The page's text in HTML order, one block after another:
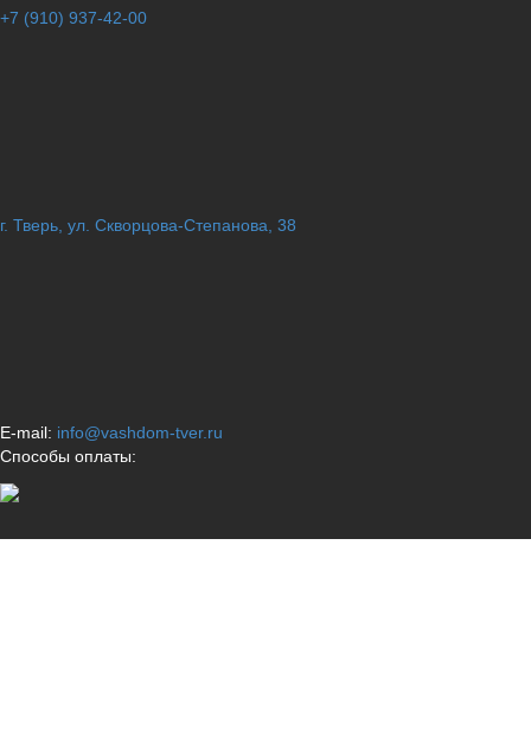
+7 (910) 937-42-00
г. Тверь, ул. Скворцова-Степанова, 38
E-mail: info@vashdom-tver.ru
Способы оплаты: